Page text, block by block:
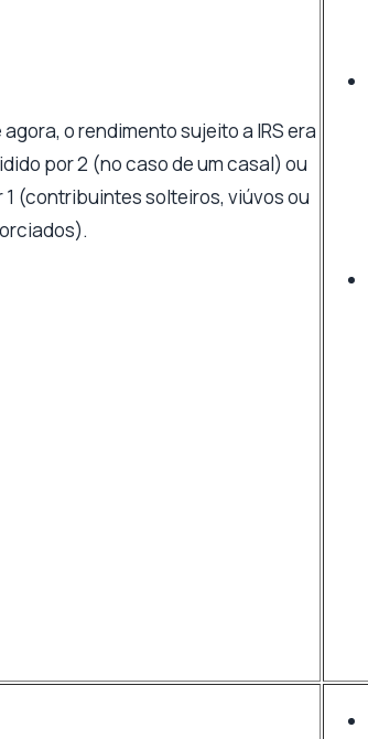
agora, o rendimento sujeito a IRS era
por 2 (no caso de um casal) ou
1 (contribuintes solteiros, viúvos ou